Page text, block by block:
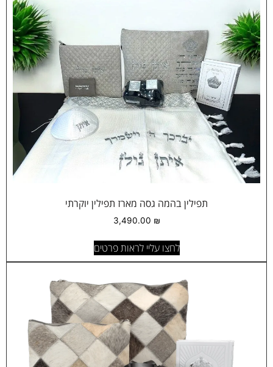
תפילין בהמה גסה מארז תפילין יוקרתי
3,490.00 ₪
לחצו עליי לראות פרטים